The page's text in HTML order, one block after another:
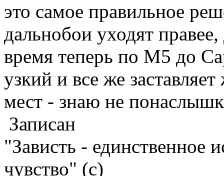
это самое правильное
дальнобои уходят
время теперь по М5 до
узкий и все же
мест - знаю не
Записан
"Зависть - единственное
чувство" (с)